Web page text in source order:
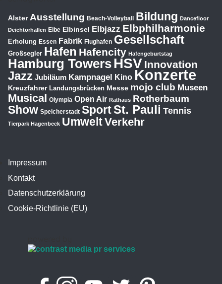
Impressum
Kontakt
Datenschutzerklärung
Cookie-Richtlinie (EU)
Alster Ausstellung Beach-Volleyball Bildung Dancefloor
Deichtorhallen Elbe Elbinsel Elbjazz Elbphilharmonie
Erholung Essen Fabrik Flughafen Gesellschaft
Großsegler Hafen Hafencity Hafengeburtstag
Hamburg TowersHSV Innovation
Jazz Jubiläum Kampnagel Kino Konzerte
Kreuzfahrer Landungsbrücken Messe mojo club Museen
Musical Olympia Open Air Rathaus Rotherbaum
Show Speicherstadt SportSt. Pauli Tennis
Tierpark Hagenbeck UmweltVerkehr